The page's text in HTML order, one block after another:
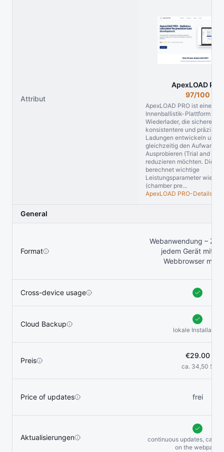
Attribut
ApexLOAD PRO
97/100
ApexLOAD PRO ist eine
Innenballistik-Plattform für
Wiederlader, die sicherere,
konsistentere und präzisere
Ladungen entwickeln und
gleichzeitig den Aufwand
Ausprobieren (Trial and
reduzieren möchten. Die
berechnet wichtige
Leistungsparameter wie
(chamber pre...
ApexLOAD PRO-Details
General
Format
Webanwendung –
jedem Gerät mit
Webbrowser
Cross-device usage
Cloud Backup
lokale Installation
Preis
€29.00
ca. 34,50 $
Price of updates frei
Aktualisierungen
continuous updates, can
on the webpage